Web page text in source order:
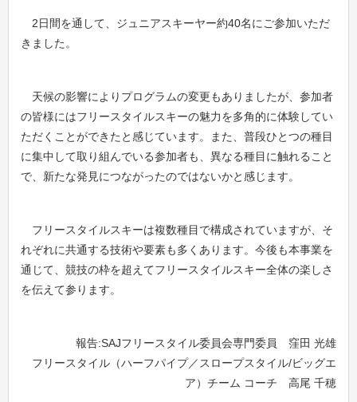
2日間を通して、ジュニアスキーヤー約40名にご参加いただ
きました。
天候の影響によりプログラムの変更もありましたが、参加者
の皆様にはフリースタイルスキーの魅力を多角的に体験してい
ただくことができたと感じています。また、普段ひとつの種目
に集中して取り組んでいる参加者も、異なる種目に触れること
で、新たな発見につながったのではないかと感じます。
フリースタイルスキーは複数種目で構成されていますが、そ
れぞれに共通する技術や要素も多くあります。今後も本事業を
通じて、競技の枠を超えてフリースタイルスキー全体の楽しさ
を伝えて参ります。
報告:SAJフリースタイル委員会専門委員 窪田 光雄
フリースタイル（ハーフパイプ／スロープスタイル/ビッグエ
ア）チーム コーチ 高尾 千穂